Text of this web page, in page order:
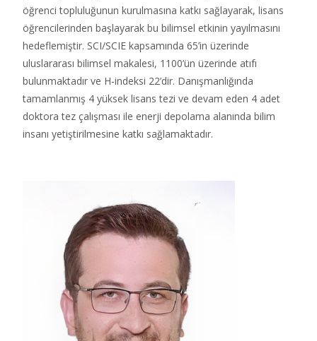
öğrenci topluluğunun kurulmasına katkı sağlayarak, lisans
öğrencilerinden başlayarak bu bilimsel etkinin yayılmasını
hedeflemiştir. SCI/SCIE kapsamında 65’in üzerinde
uluslararası bilimsel makalesi, 1100’ün üzerinde atıfı
bulunmaktadır ve H-indeksi 22’dir. Danışmanlığında
tamamlanmış 4 yüksek lisans tezi ve devam eden 4 adet
doktora tez çalışması ile enerji depolama alanında bilim
insanı yetiştirilmesine katkı sağlamaktadır.